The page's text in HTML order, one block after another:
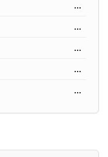
...
...
...
...
...